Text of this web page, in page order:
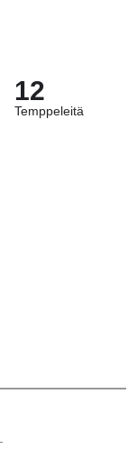
12
Temppeleitä